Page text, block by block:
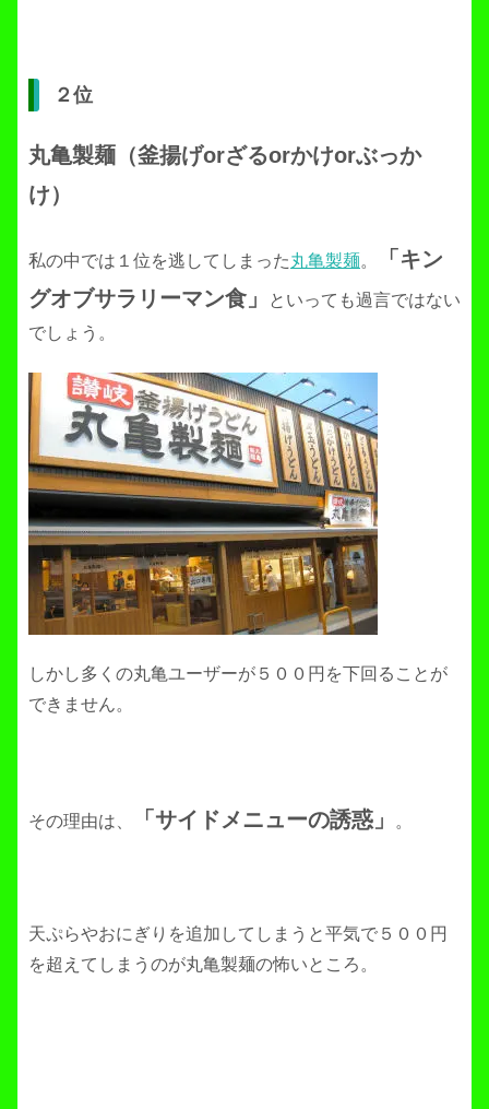
２位
丸亀製麺（釜揚げorざるorかけorぶっか
け）
私の中では１位を逃してしまった丸亀製麺。
「キン
グオブサラリーマン食」
といっても過言ではない
でしょう。
しかし多くの丸亀ユーザーが５００円を下回ることが
できません。
その理由は、 「サイドメニューの誘惑」 。
天ぷらやおにぎりを追加してしまうと平気で５００円
を超えてしまうのが丸亀製麺の怖いところ。